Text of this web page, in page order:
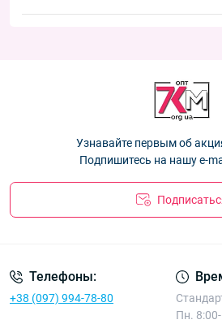
"Сердечки" Корона CY4008— 32.40 ₴
— 40.50 ₴
Носки детские Оптом норка для
месяцев "Снеговик" Корона C3579-1
Носки детские Оптом кашемир для
Корона CY555-1— 35.10 ₴
Узнавайте первым об
Подпишитесь на нашу e-
Телефоны:
+38 (097) 994-78-80
Пн.